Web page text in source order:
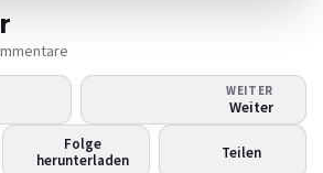
derzeit nicht verfügbar
WEITER
Weiter
Folge
herunterladen
Teilen